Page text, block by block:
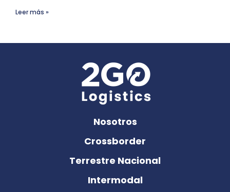
Leer más »
Nosotros
Crossborder
Terrestre Nacional
Intermodal